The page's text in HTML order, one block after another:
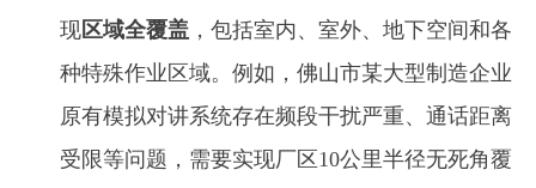
现区域全覆盖 ，包括室内、室外、地下空间和各
种特殊作业区域。例如，佛山市某大型制造企业
原有模拟对讲系统存在频段干扰严重、通话距离
受限等问题，需要实现厂区10公里半径无死角覆